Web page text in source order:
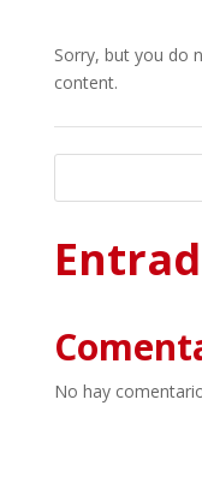
Sorry, but you do
content.
No hay